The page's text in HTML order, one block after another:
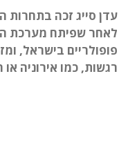
עדן סייג זכה בתחרות
לאחר שפיתח מערכת
פופולריים בישראל,
רגשות, כמו אירוניה או